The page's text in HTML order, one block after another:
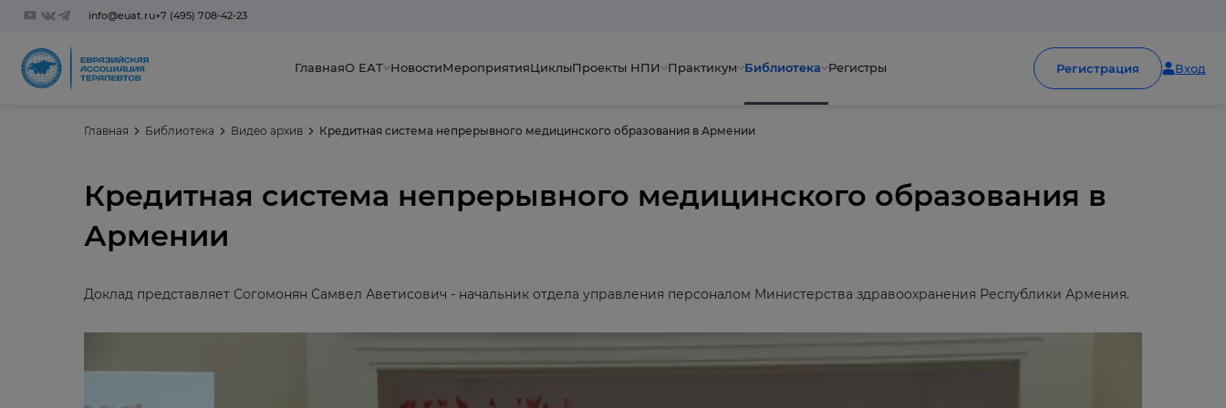
info@euat.ru+7 (495) 708-42-23
ГлавнаяО ЕАТ НовостиМероприятияЦиклыПроекты НПИ Практикум Библиотека Регистры Регистрация Вход
Главная Библиотека Видео архив Кредитная система непрерывного медицинского образования в Армении
Кредитная система непрерывного медицинского образования в
Армении
Доклад представляет Согомонян Самвел Аветисович - начальник отдела управления персоналом Министерства здравоохранения Республики Армения.